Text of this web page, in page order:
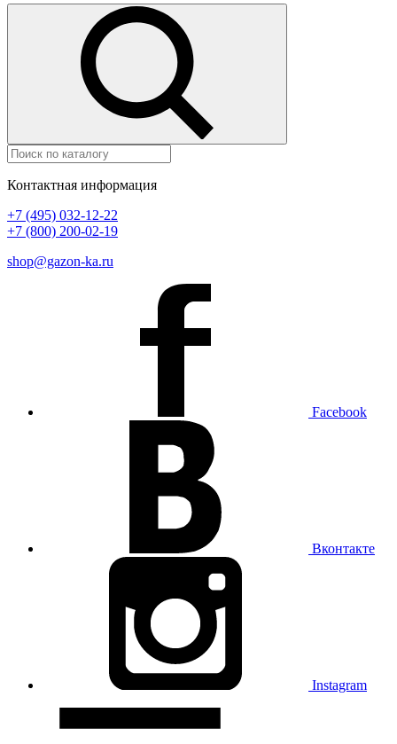
Контактная информация
+7 (495) 032-12-22
+7 (800) 200-02-19
shop@gazon-ka.ru
Facebook
Вконтакте
Instagram